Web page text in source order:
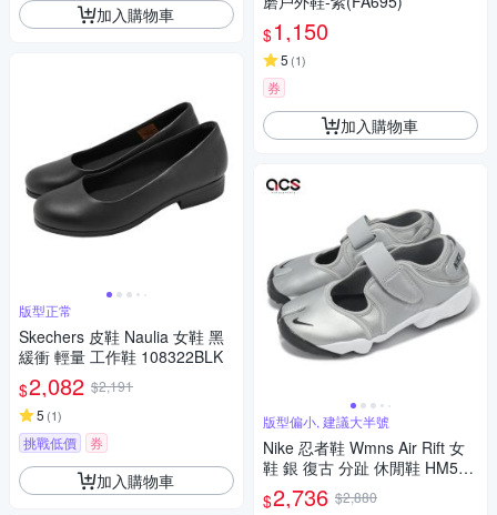
加入購物車
版型正常
Skechers 皮鞋 Naulia 女鞋 黑
緩衝 輕量 工作鞋 108322BLK
$2,082 $2,191
5 (1)
挑戰低價 券
加入購物車
$1,150
5 (1)
券
加入購物車
版型偏小, 建議大半號
Nike 忍者鞋 Wmns Air Rift 女
鞋 銀 復古 分趾 休閒鞋 HM573
7-003
$2,736 $2,880